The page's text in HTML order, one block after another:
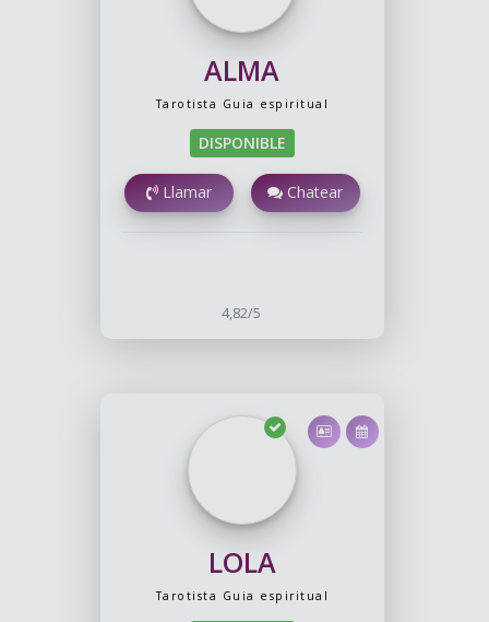
ALMA
Tarotista Guia espiritual
DISPONIBLE
Llamar Chatear
4,82/5
LOLA
Tarotista Guia espiritual